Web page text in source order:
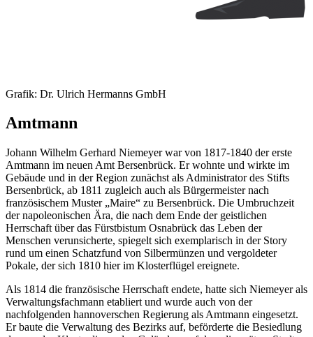
Grafik: Dr. Ulrich Hermanns GmbH
Amtmann
Johann Wilhelm Gerhard Niemeyer war von 1817-1840 der erste
Amtmann im neuen Amt Bersenbrück. Er wohnte und wirkte im
Gebäude und in der Region zunächst als Administrator des Stifts
Bersenbrück, ab 1811 zugleich auch als Bürgermeister nach
französischem Muster „Maire“ zu Bersenbrück. Die Umbruchzeit
der napoleonischen Ära, die nach dem Ende der geistlichen
Herrschaft über das Fürstbistum Osnabrück das Leben der
Menschen verunsicherte, spiegelt sich exemplarisch in der Story
rund um einen Schatzfund von Silbermünzen und vergoldeter
Pokale, der sich 1810 hier im Klosterflügel ereignete.
Als 1814 die französische Herrschaft endete, hatte sich Niemeyer als
Verwaltungsfachmann etabliert und wurde auch von der
nachfolgenden hannoverschen Regierung als Amtmann eingesetzt.
Er baute die Verwaltung des Bezirks auf, beförderte die Besiedlung